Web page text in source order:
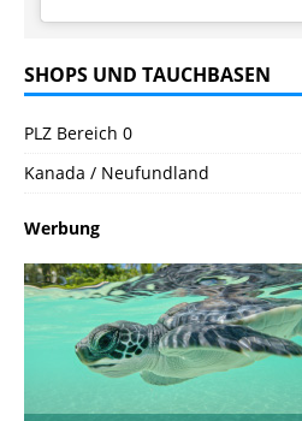
SHOPS UND TAUCHBASEN
PLZ Bereich 0
Kanada / Neufundland
Werbung